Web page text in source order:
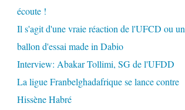
écoute !
Il s'agit d'une vraie réaction de l'UFCD ou un
ballon d'essai made in Dabio
Interview: Abakar Tollimi, SG de l'UFDD
La ligue Franbelghadafrique se lance contre
Hissène Habré